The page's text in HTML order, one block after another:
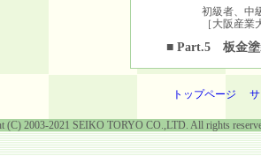
初級者、中
［大阪産
■ Part.5 板金塗
トップページ
(C) 2003-2021 SEIKO TORYO CO.,LTD. All rights